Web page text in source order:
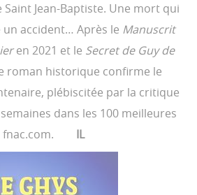
Jean-Baptiste. Une mort qui
accident… Après le Manuscrit
en 2021 et le Secret de Guy de
roman historique confirme le
plébiscitée par la critique
dans les 100 meilleures
fnac.com. IL